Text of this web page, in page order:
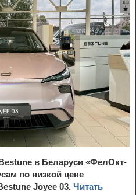
в Беларуси «ФелОкт-
по низкой цене
Joyee 03. Читать